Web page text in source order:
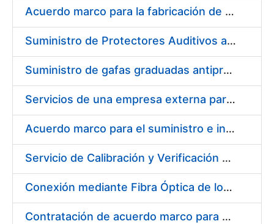
Acuerdo marco para la fabricación de piezas
Suministro de Protectores Auditivos a medida para las personas trabajadoras de los Centros de Trabajo de Madrid y Burgos
Suministro de gafas graduadas antiproyecciones para los trabajadores de la FNMT-RCM en los centros de trabajo de Madrid y Burgos
Servicios de una empresa externa para el asesoramiento y resolución de los recursos de alzada que se presentan relacionados con procesos de selección para la FNMT-RCM
Acuerdo marco para el suministro e instalación de persianas, estores y otros complementos
Servicio de Calibración y Verificación Externa de los Equipos de Medición del Servicio de Prevención de la FNMT-RCM
Conexión mediante Fibra Óptica de los Centros de Proceso de Datos (CPDs) de las sedes de la FNMT-RCM de Burgos y Madrid
Contratación de acuerdo marco para el Suministro de Material de Electricidad para la Fábrica Nacional de Moneda y Timbre-Real Casa de la Moneda en su centro de trabajo de Burgos